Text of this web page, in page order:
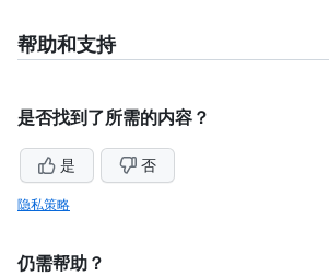
帮助和支持
是否找到了所需的内容？
是 否
隐私策略
仍需帮助？